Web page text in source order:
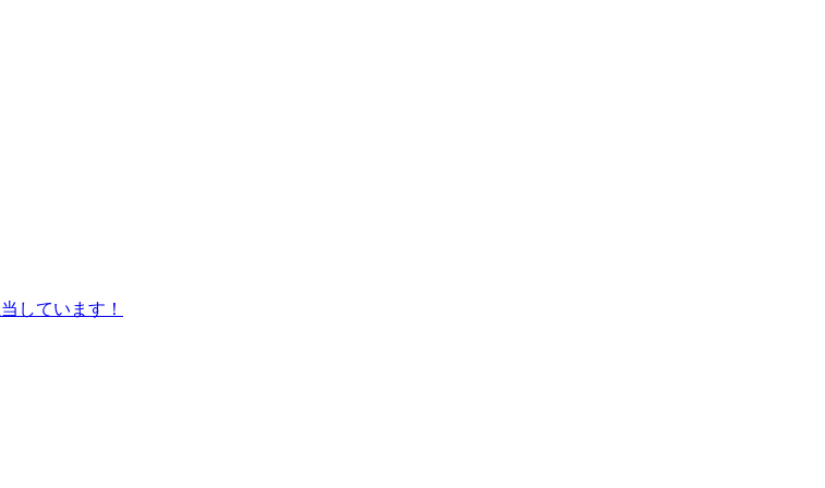
しています！